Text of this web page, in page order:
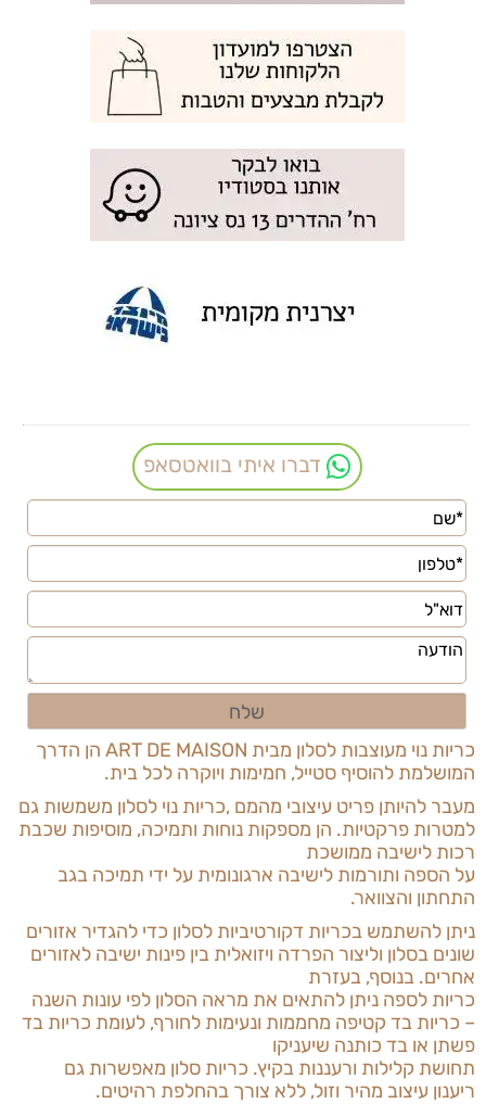
דברו איתי בוואטסאפ
כריות נוי מעוצבות לסלון מבית ART DE MAISON הן הדרך
המושלמת להוסיף סטייל, חמימות ויוקרה לכל בית.
מעבר להיותן פריט עיצובי מהמם ,כריות נוי לסלון משמשות גם
למטרות פרקטיות. הן מספקות נוחות ותמיכה, מוסיפות שכבת
רכות לישיבה ממושכת
על הספה ותורמות לישיבה ארגונומית על ידי תמיכה בגב
התחתון והצוואר.
ניתן להשתמש בכריות דקורטיביות לסלון כדי להגדיר אזורים
שונים בסלון וליצור הפרדה ויזואלית בין פינות ישיבה לאזורים
אחרים. בנוסף, בעזרת
כריות לספה ניתן להתאים את מראה הסלון לפי עונות השנה
– כריות בד קטיפה מחממות ונעימות לחורף, לעומת כריות בד
פשתן או בד כותנה שיעניקו
תחושת קלילות ורעננות בקיץ. כריות סלון מאפשרות גם
ריענון עיצוב מהיר וזול, ללא צורך בהחלפת רהיטים.